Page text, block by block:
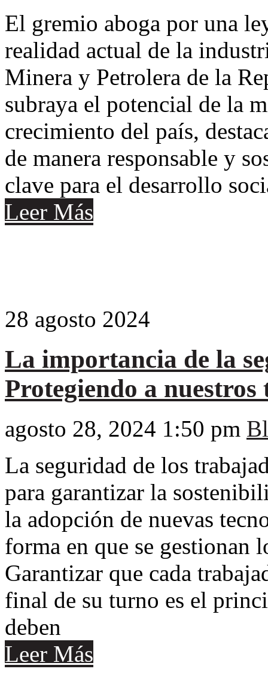
El gremio aboga por una
realidad actual de la
Minera y Petrolera de la
subraya el potencial de la
crecimiento del país,
de manera responsable y
clave para el desarrollo
Leer Más
28 agosto 2024
La importancia de la
Protegiendo a
agosto 28, 2024 1:50 pm
La seguridad de los
para garantizar la
la adopción de nuevas
forma en que se gestionan
Garantizar que cada
final de su turno es el
deben
Leer Más